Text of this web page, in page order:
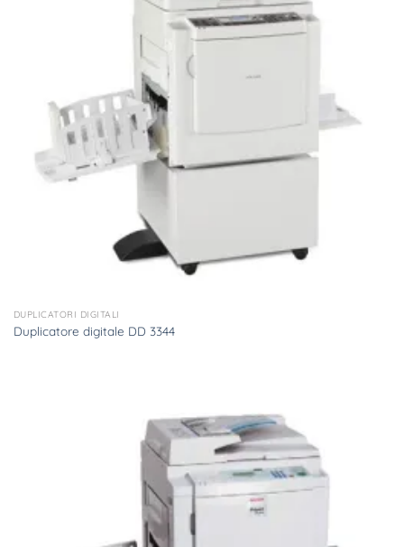
DUPLICATORI DIGITALI
Duplicatore digitale DD 3344